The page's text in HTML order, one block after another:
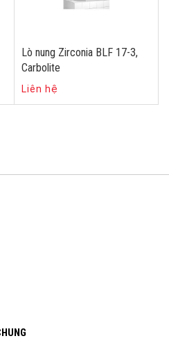
Lò nung Zirconia BLF 17-3,
Carbolite
Liên hệ